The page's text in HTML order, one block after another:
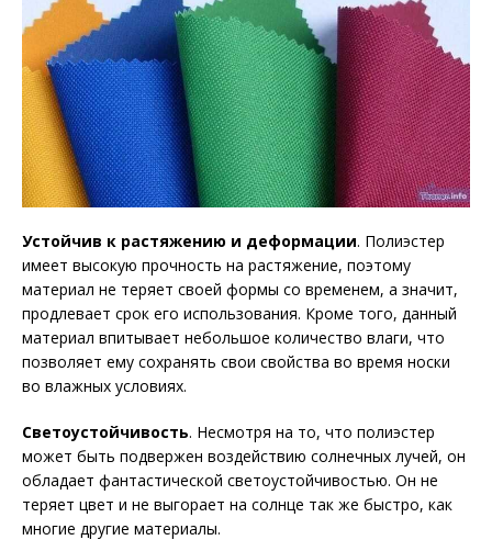
Устойчив к растяжению и деформации. Полиэстер
имеет высокую прочность на растяжение, поэтому
материал не теряет своей формы со временем, а значит,
продлевает срок его использования. Кроме того, данный
материал впитывает небольшое количество влаги, что
позволяет ему сохранять свои свойства во время носки
во влажных условиях.
Светоустойчивость. Несмотря на то, что полиэстер
может быть подвержен воздействию солнечных лучей, он
обладает фантастической светоустойчивостью. Он не
теряет цвет и не выгорает на солнце так же быстро, как
многие другие материалы.